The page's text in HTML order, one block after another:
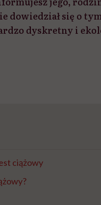
dowiedział się o
dyskretny i
ciążowy